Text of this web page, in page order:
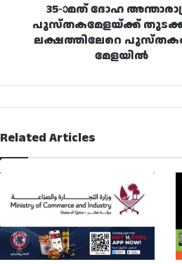
35-ാമത് ദോഹ
പുസ്തകമേളയ്ക്ക്
ലക്ഷത്തിലേറെ
മേളയിൽ
Related Articles